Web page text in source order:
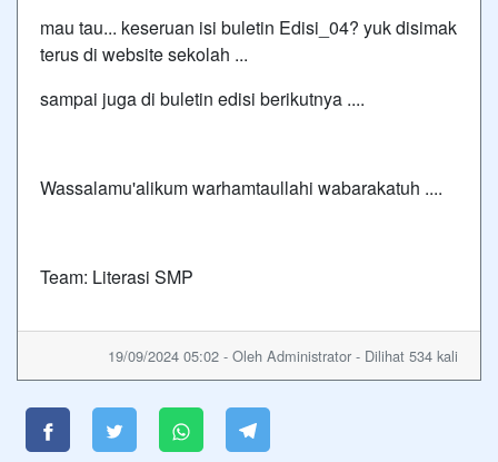
mau tau... keseruan isi buletin Edisi_04? yuk disimak
terus di website sekolah ...
sampai juga di buletin edisi berikutnya ....
Wassalamu'alikum warhamtaullahi wabarakatuh ....
Team: Literasi SMP
19/09/2024 05:02 - Oleh Administrator - Dilihat 534 kali